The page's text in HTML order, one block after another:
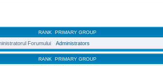
RANK PRIMARY GROUP
Forumului Administrators
RANK PRIMARY GROUP